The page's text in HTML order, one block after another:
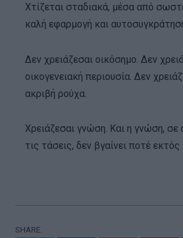
Χτίζεται σταδιακά, μέσα από
καλή εφαρμογή και
Δεν χρειάζεσαι οικόσημο. Δεν
οικογενειακή περιουσία. Δεν
ακριβή ρούχα.
Χρειάζεσαι γνώση. Και η γνώση, σε
τις τάσεις, δεν βγαίνει ποτέ
SHARE.